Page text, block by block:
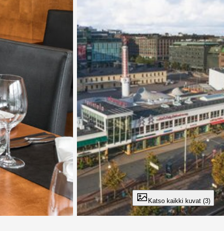
Katso kuva 3 / 3
Katso kaikki kuvat (3)